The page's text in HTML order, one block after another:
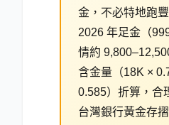
金，不必特地跑
2026 年足金（
情約
含金量（18K ×
0.585）折算，合
台灣銀行黃金存